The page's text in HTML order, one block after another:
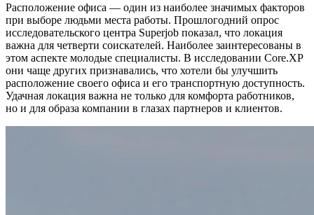
Расположение офиса — один из наиболее значимых факторов
при выборе людьми места работы. Прошлогодний опрос
исследовательского центра Superjob показал, что локация
важна для четверти соискателей. Наиболее заинтересованы в
этом аспекте молодые специалисты. В исследовании Core.XP
они чаще других признавались, что хотели бы улучшить
расположение своего офиса и его транспортную доступность.
Удачная локация важна не только для комфорта работников,
но и для образа компании в глазах партнеров и клиентов.